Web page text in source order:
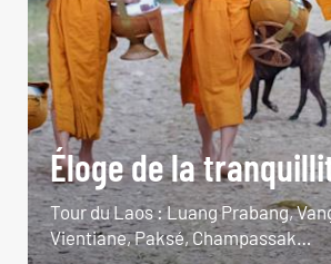
Éloge de la
Tour du Laos : Luang Prabang,
Vientiane, Paksé, Champassak…